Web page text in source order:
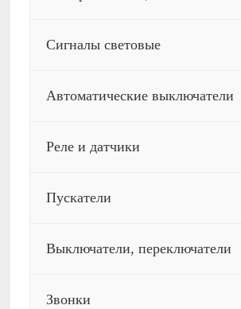
Сигналы световые
Автоматические выключатели
Реле и датчики
Пускатели
Выключатели, переключатели
Звонки